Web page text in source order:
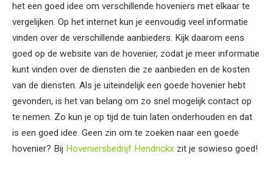
het een goed idee om verschillende hoveniers met elkaar te
vergelijken. Op het internet kun je eenvoudig veel informatie
vinden over de verschillende aanbieders. Kijk daarom eens
goed op de website van de hovenier, zodat je meer informatie
kunt vinden over de diensten die ze aanbieden en de kosten
van de diensten. Als je uiteindelijk een goede hovenier hebt
gevonden, is het van belang om zo snel mogelijk contact op
te nemen. Zo kun je op tijd de tuin laten onderhouden en dat
is een goed idee. Geen zin om te zoeken naar een goede
hovenier? Bij Hoveniersbedrijf Hendrickx zit je sowieso goed!